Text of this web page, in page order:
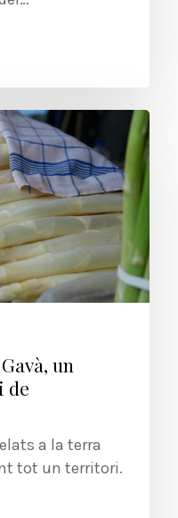
un
de
a la terra
tot un territori.